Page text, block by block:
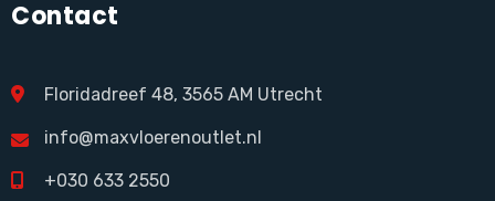
Contact
Floridadreef 48, 3565 AM Utrecht
info@maxvloerenoutlet.nl
+030 633 2550